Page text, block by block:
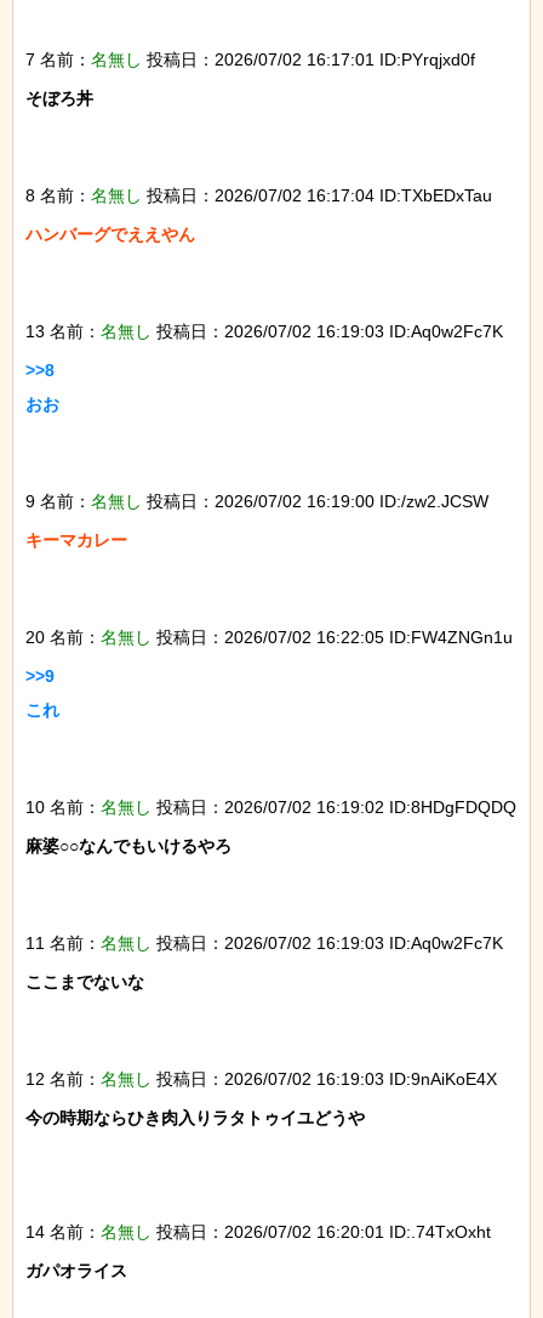
7 名前： 名無し 投稿日：2026/07/02 16:17:01 ID:PYrqjxd0f
そぼろ丼
8 名前： 名無し 投稿日：2026/07/02 16:17:04 ID:TXbEDxTau
ハンバーグでええやん
13 名前： 名無し 投稿日：2026/07/02 16:19:03 ID:Aq0w2Fc7K
>>8
おお
9 名前： 名無し 投稿日：2026/07/02 16:19:00 ID:/zw2.JCSW
キーマカレー
20 名前： 名無し 投稿日：2026/07/02 16:22:05 ID:FW4ZNGn1u
>>9
これ
10 名前： 名無し 投稿日：2026/07/02 16:19:02 ID:8HDgFDQDQ
麻婆○○なんでもいけるやろ
11 名前： 名無し 投稿日：2026/07/02 16:19:03 ID:Aq0w2Fc7K
ここまでないな
12 名前： 名無し 投稿日：2026/07/02 16:19:03 ID:9nAiKoE4X
今の時期ならひき肉入りラタトゥイユどうや
14 名前： 名無し 投稿日：2026/07/02 16:20:01 ID:.74TxOxht
ガパオライス